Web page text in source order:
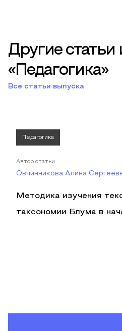
Другие статьи
«Педагогика»
Все статьи выпуска
Педагогика
Автор статьи
Овчинникова Алина
Методика изучения
таксономии Блума в